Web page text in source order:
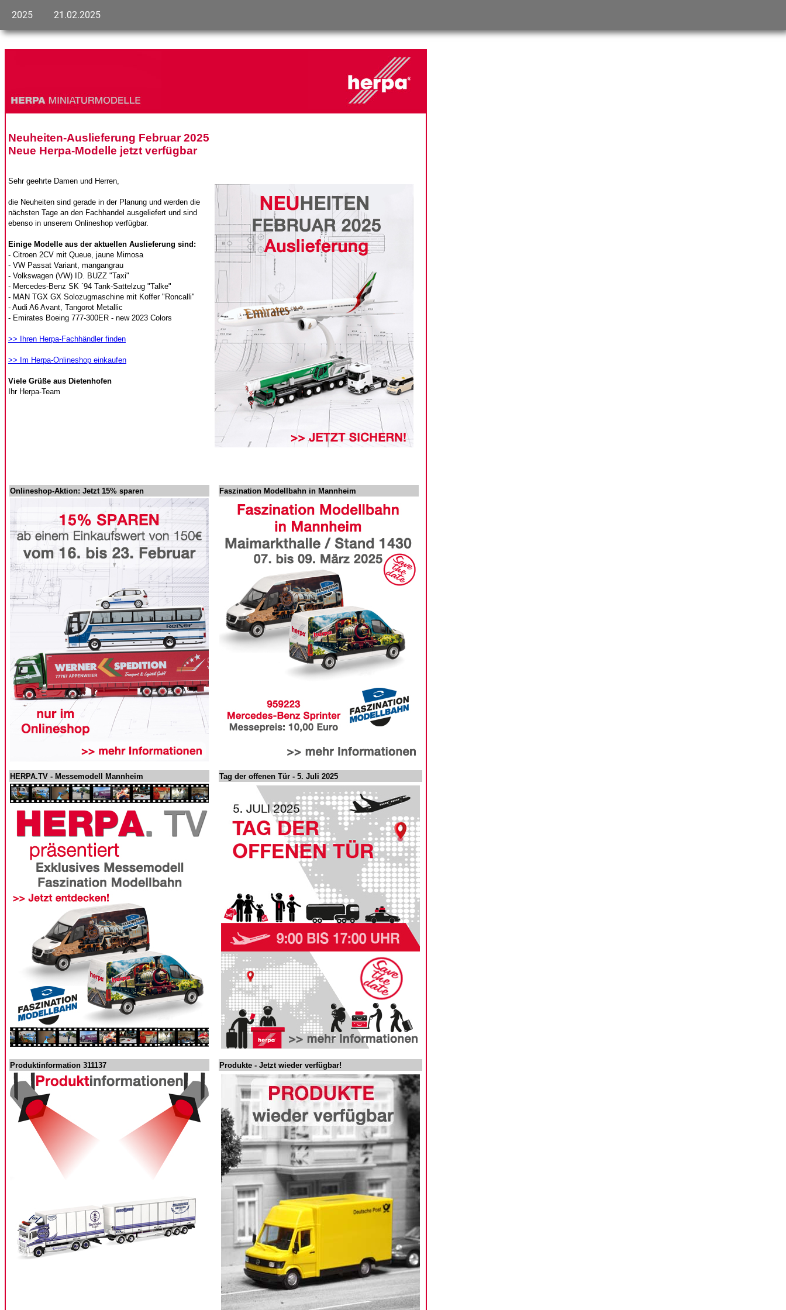
2025 21.02.2025
Neuheiten-Auslieferung Februar 2025
Neue Herpa-Modelle jetzt verfügbar
Sehr geehrte Damen und Herren,
die Neuheiten sind gerade in der Planung und werden die
nächsten Tage an den Fachhandel ausgeliefert und sind
ebenso in unserem Onlineshop verfügbar.
Einige Modelle aus der aktuellen Auslieferung sind:
- Citroen 2CV mit Queue, jaune Mimosa
- VW Passat Variant, mangangrau
- Volkswagen (VW) ID. BUZZ "Taxi"
- Mercedes-Benz SK `94 Tank-Sattelzug "Talke"
- MAN TGX GX Solozugmaschine mit Koffer "Roncalli"
- Audi A6 Avant, Tangorot Metallic
- Emirates Boeing 777-300ER - new 2023 Colors
>> Ihren Herpa-Fachhändler finden
>> Im Herpa-Onlineshop einkaufen
Viele Grüße aus Dietenhofen
Ihr Herpa-Team
Onlineshop-Aktion: Jetzt 15% sparen Faszination Modellbahn in Mannheim
HERPA.TV - Messemodell Mannheim Tag der offenen Tür - 5. Juli 2025
Produktinformation 311137 Produkte - Jetzt wieder verfügbar!